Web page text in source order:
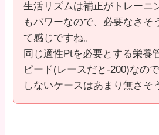
生活リズムは補正がトレーニ
もパワーなので、必要なさそ
て感じですね。
同じ適性Ptを必要とする栄養
ピード(レースだと-200)なの
しないケースはあまり無さそ